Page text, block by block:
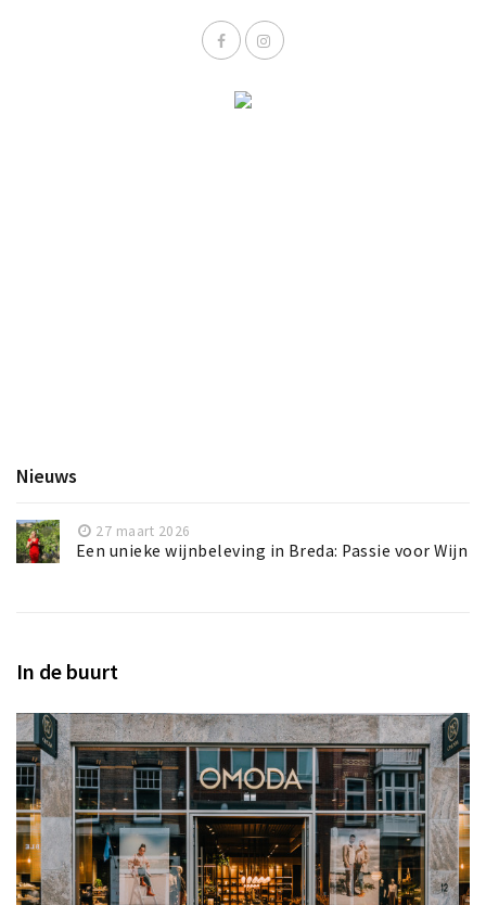
Nieuws
27 maart 2026
Een unieke wijnbeleving in Breda: Passie voor Wijn
In de buurt